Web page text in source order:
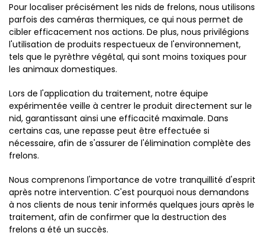
Pour localiser précisément les nids de frelons, nous utilisons
parfois des caméras thermiques, ce qui nous permet de
cibler efficacement nos actions. De plus, nous privilégions
l'utilisation de produits respectueux de l'environnement,
tels que le pyrèthre végétal, qui sont moins toxiques pour
les animaux domestiques.
Lors de l'application du traitement, notre équipe
expérimentée veille à centrer le produit directement sur le
nid, garantissant ainsi une efficacité maximale. Dans
certains cas, une repasse peut être effectuée si
nécessaire, afin de s'assurer de l'élimination complète des
frelons.
Nous comprenons l'importance de votre tranquillité d'esprit
après notre intervention. C'est pourquoi nous demandons
à nos clients de nous tenir informés quelques jours après le
traitement, afin de confirmer que la destruction des
frelons a été un succès.